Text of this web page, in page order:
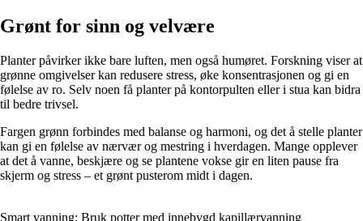
Grønt for sinn og velvære
Planter påvirker ikke bare luften, men også humøret. Forskning viser at
grønne omgivelser kan redusere stress, øke konsentrasjonen og gi en
følelse av ro. Selv noen få planter på kontorpulten eller i stua kan bidra
til bedre trivsel.
Fargen grønn forbindes med balanse og harmoni, og det å stelle planter
kan gi en følelse av nærvær og mestring i hverdagen. Mange opplever
at det å vanne, beskjære og se plantene vokse gir en liten pause fra
skjerm og stress – et grønt pusterom midt i dagen.
Smart vanning: Bruk potter med innebygd kapillærvanning